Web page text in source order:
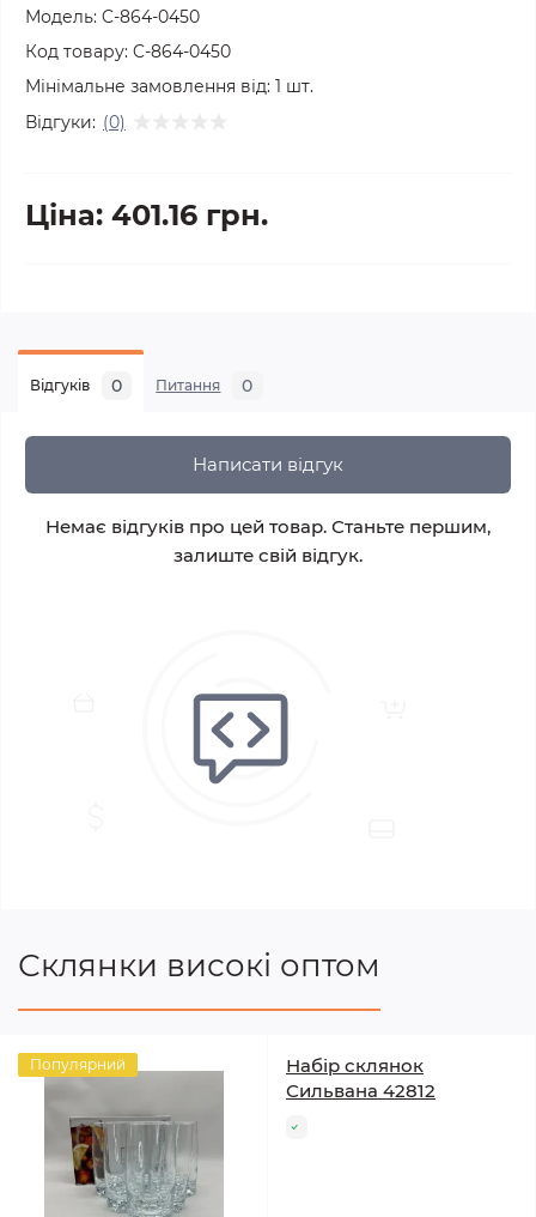
Модель: C-864-0450
Код товару: C-864-0450
Мінімальне замовлення від: 1 шт.
Відгуки: (0)
Ціна: 401.16 грн.
Відгуків 0 Питання 0
Написати відгук
Немає відгуків про цей товар. Станьте першим,
залиште свій відгук.
Склянки високі оптом
Популярний
Набір склянок
Сильвана 42812